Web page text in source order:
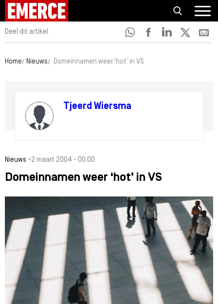
Deel dit artikel
Home Nieuws Domeinnamen weer ‘hot’ in VS
Tjeerd Wiersma
Nieuws -2 maart 2004 - 00:00
Domeinnamen weer ‘hot’ in VS